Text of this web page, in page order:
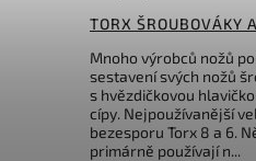
TORX ŠROUBOVÁKY
Mnoho výrobců nožů
sestavení svých nožů
s hvězdičkovou
cípy. Nejpoužívanější
bezesporu Torx 8 a 6.
primárně používají n...